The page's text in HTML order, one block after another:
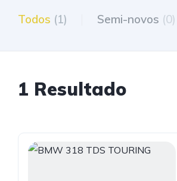
Todos (1) Semi-novos (0)
1 Resultado